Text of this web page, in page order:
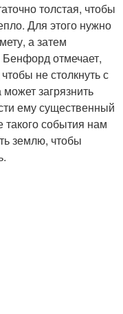
толстая, чтобы
Для этого нужно
а затем
Бенфорд отмечает,
не столкнуть с
загрязнить
ему существенный
события нам
землю, чтобы